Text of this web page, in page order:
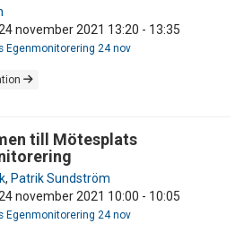
november 2021 13:20 - 13:35
Egenmonitorering 24 nov
till Mötesplats
, Patrik Sundström
november 2021 10:00 - 10:05
Egenmonitorering 24 nov